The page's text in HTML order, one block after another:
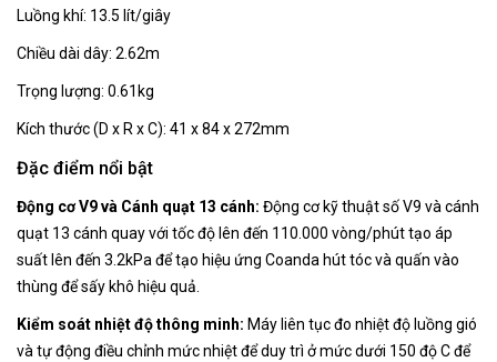
Luồng khí: 13.5 lít/giây
Chiều dài dây: 2.62m
Trọng lượng: 0.61kg
Kích thước (D x R x C): 41 x 84 x 272mm
Đặc điểm nổi bật
Động cơ V9 và Cánh quạt 13 cánh: Động cơ kỹ thuật số V9 và cánh
quạt 13 cánh quay với tốc độ lên đến 110.000 vòng/phút tạo áp
suất lên đến 3.2kPa để tạo hiệu ứng Coanda hút tóc và quấn vào
thùng để sấy khô hiệu quả.
Kiểm soát nhiệt độ thông minh: Máy liên tục đo nhiệt độ luồng gió
và tự động điều chỉnh mức nhiệt để duy trì ở mức dưới 150 độ C để